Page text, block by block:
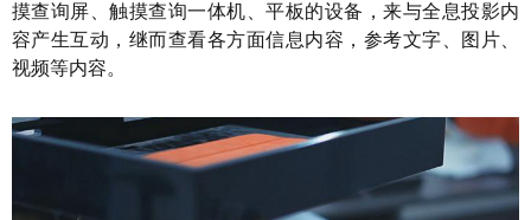
摸查询屏、触摸查询一体机、平板的设备，来与全息投影内
容产生互动，继而查看各方面信息内容，参考文字、图片、
视频等内容。